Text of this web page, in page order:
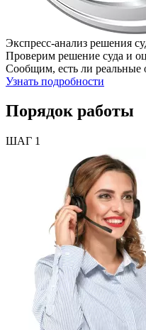
Экспресс-анализ решения
Проверим решение суда и
Сообщим, есть ли реальные
Узнать подробности
Порядок работы
ШАГ 1